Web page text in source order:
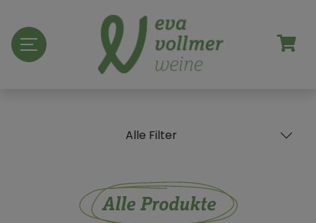
Alle Filter
Alle Produkte